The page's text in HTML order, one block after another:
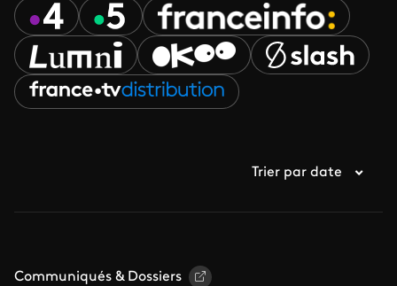
Trier par date
Communiqués & Dossiers